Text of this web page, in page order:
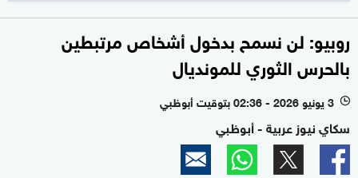
روبيو: لن نسمح بدخول أشخاص مرتبطين
بالحرس الثوري للمونديال
l 3 يونيو 2026 - 02:36 بتوقيت أبوظبي
سكاي نيوز عربية - أبوظبي